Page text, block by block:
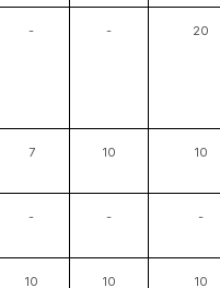
- - 20
7 10 10
- - -
10 10 10